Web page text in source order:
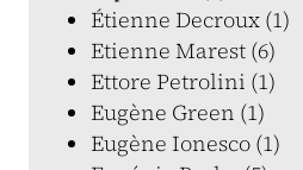
Étienne Decroux (1)
Etienne Marest (6)
Ettore Petrolini (1)
Eugène Green (1)
Eugène Ionesco (1)